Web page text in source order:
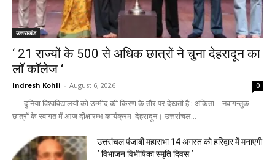
उत्तराखंड
‘ 21 राज्यों के 500 से अधिक छात्रों ने चुना देहरादून का
लाॅ काॅलेज ‘
Indresh Kohli - August 6, 2026 0
- दुनिया विश्वविद्यालयों को उम्मीद की किरण के तौर पर देखती है : अंकिता - नवागन्तुक
छात्रों के स्वागत में आज दीक्षारम्भ कार्यक्रम देहरादून। उत्तरांचल...
उत्तरांचल पंजाबी महासभा 14 अगस्त को हरिद्वार में मनाएगी
‘ विभाजन विभीषिका स्मृति दिवस ‘